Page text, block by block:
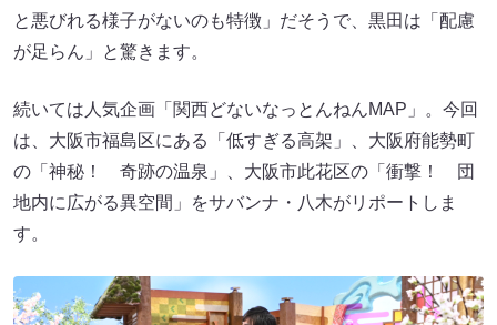
と悪びれる様子がないのも特徴」だそうで、黒田は「配慮
が足らん」と驚きます。
続いては人気企画「関西どないなっとんねんMAP」。今回
は、大阪市福島区にある「低すぎる高架」、大阪府能勢町
の「神秘！ 奇跡の温泉」、大阪市此花区の「衝撃！ 団
地内に広がる異空間」をサバンナ・八木がリポートしま
す。